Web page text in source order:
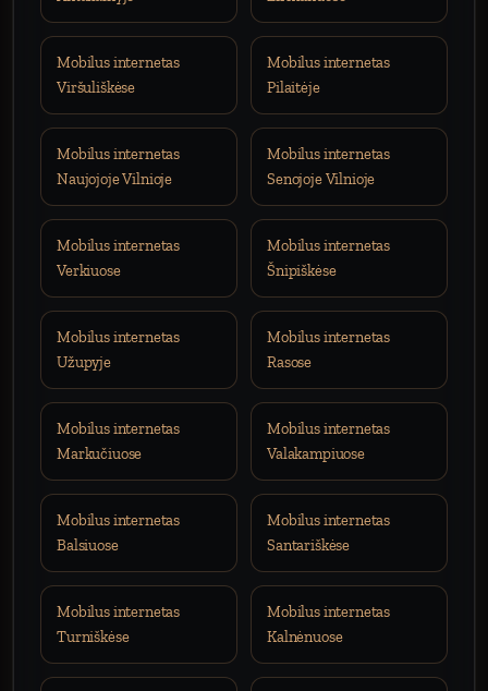
Mobilus internetas
Viršuliškėse
Mobilus internetas
Pilaitėje
Mobilus internetas
Naujojoje Vilnioje
Mobilus internetas
Senojoje Vilnioje
Mobilus internetas
Verkiuose
Mobilus internetas
Šnipiškėse
Mobilus internetas
Užupyje
Mobilus internetas
Rasose
Mobilus internetas
Markučiuose
Mobilus internetas
Valakampiuose
Mobilus internetas
Balsiuose
Mobilus internetas
Santariškėse
Mobilus internetas
Turniškėse
Mobilus internetas
Kalnėnuose